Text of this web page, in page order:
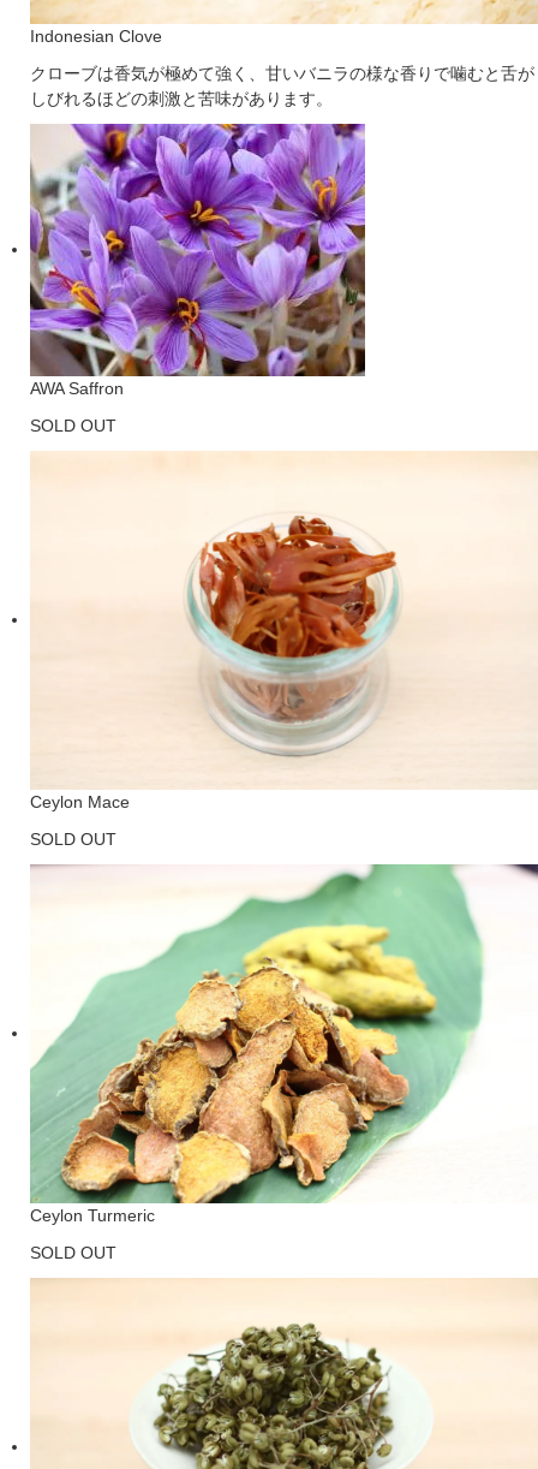
Indonesian Clove
クローブは香気が極めて強く、甘いバニラの様な香りで噛むと舌が
しびれるほどの刺激と苦味があります。
AWA Saffron
SOLD OUT
Ceylon Mace
SOLD OUT
Ceylon Turmeric
SOLD OUT